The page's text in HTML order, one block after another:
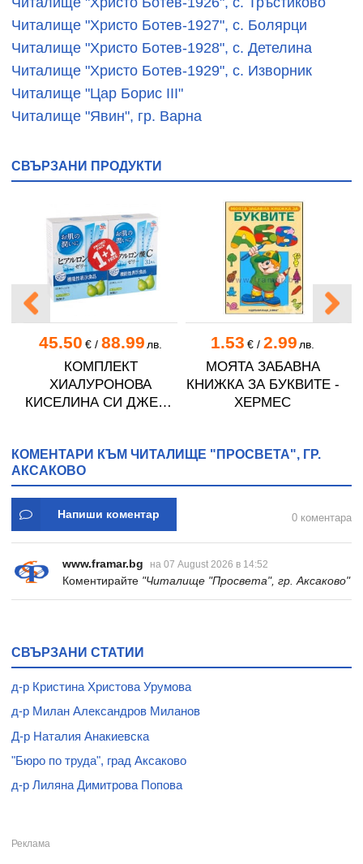
Читалище "Христо Ботев-1927", с. Болярци
Читалище "Христо Ботев-1928", с. Детелина
Читалище "Христо Ботев-1929", с. Изворник
Читалище "Цар Борис ІІІ"
Читалище "Явин", гр. Варна
СВЪРЗАНИ ПРОДУКТИ
45.50 €/ 88.99 лв.
КОМПЛЕКТ
ХИАЛУРОНОВА
КИСЕЛИНА СИ ДЖЕЛИ
1.53 €/ 2.99 лв.
МОЯТА ЗАБАВНА
КНИЖКА ЗА БУКВИТЕ -
ХЕРМЕС
КОМЕНТАРИ КЪМ ЧИТАЛИЩЕ "ПРОСВЕТА", ГР.
АКСАКОВО
Напиши коментар 0 коментара
www.framar.bg на 07 August 2026 в 14:52
Коментирайте "Читалище "Просвета", гр. Аксаково"
СВЪРЗАНИ СТАТИИ
д-р Кристина Христова Урумова
д-р Милан Александров Миланов
Д-р Наталия Анакиевска
"Бюро по труда", град Аксаково
д-р Лиляна Димитрова Попова